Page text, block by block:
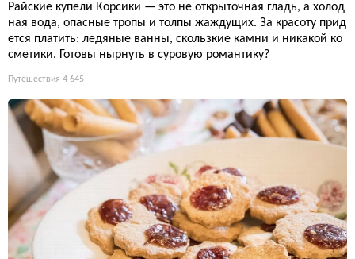
Райские купели Корсики — это не открыточная гладь, а холод
ная вода, опасные тропы и толпы жаждущих. За красоту прид
ется платить: ледяные ванны, скользкие камни и никакой ко
сметики. Готовы нырнуть в суровую романтику?
Путешествия 4 645